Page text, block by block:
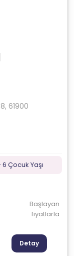
61900
Çocuk Yaşı
Başlayan
fiyatlarla
Detay